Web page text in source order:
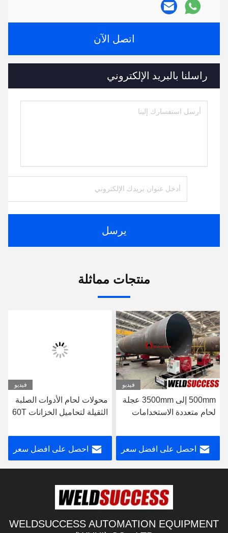
اتصل الآن
راسلنا بالبريد الإلكتروني
يرسل
منتجات مماثلة
فيديو
500mm إلى 3500mm عجلة
لحام متعددة الاستخدامات
احصل على افضل سعر
فيديو
محولات لحام الأدوات الصلبة
الثقيلة لتحاميل الخزانات 60T
احصل على افضل سعر
WELDSUCCESS AUTOMATION EQUIPMENT